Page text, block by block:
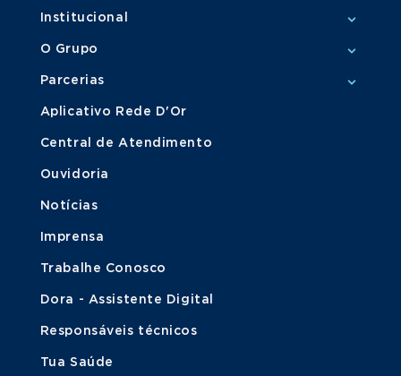
Institucional
O Grupo
Parcerias
Aplicativo Rede D'Or
Central de Atendimento
Ouvidoria
Notícias
Imprensa
Trabalhe Conosco
Dora - Assistente Digital
Responsáveis técnicos
Tua Saúde